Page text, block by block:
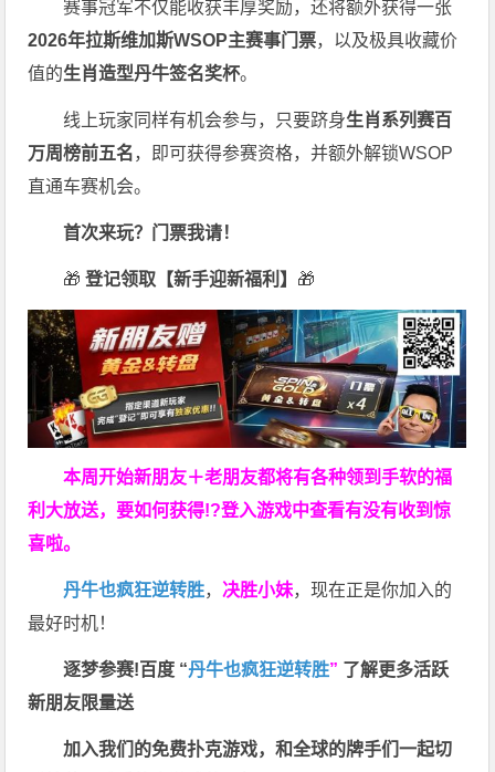
赛事冠军不仅能收获丰厚奖励，还将额外获得一张
2026年拉斯维加斯WSOP主赛事门票，以及极具收藏价
值的生肖造型丹牛签名奖杯。
线上玩家同样有机会参与，只要跻身生肖系列赛百
万周榜前五名，即可获得参赛资格，并额外解锁WSOP
直通车赛机会。
首次来玩？门票我请！
🎁 登记领取【新手迎新福利】 🎁
本周开始新朋友＋老朋友都将有各种领到手软的福
利大放送，要如何获得!?登入游戏中查看有没有收到惊
喜啦。
丹牛也疯狂逆转胜， 决胜小妹，现在正是你加入的
最好时机！
逐梦参赛!百度 “丹牛也疯狂逆转胜” 了解更多活跃
新朋友限量送
加入我们的免费扑克游戏，和全球的牌手们一起切